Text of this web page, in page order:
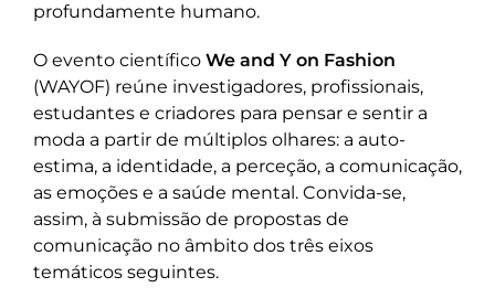
profundamente humano.
O evento científico We and Y on Fashion
(WAYOF) reúne investigadores, profissionais,
estudantes e criadores para pensar e sentir a
moda a partir de múltiplos olhares: a auto-
estima, a identidade, a perceção, a comunicação,
as emoções e a saúde mental. Convida-se,
assim, à submissão de propostas de
comunicação no âmbito dos três eixos
temáticos seguintes.